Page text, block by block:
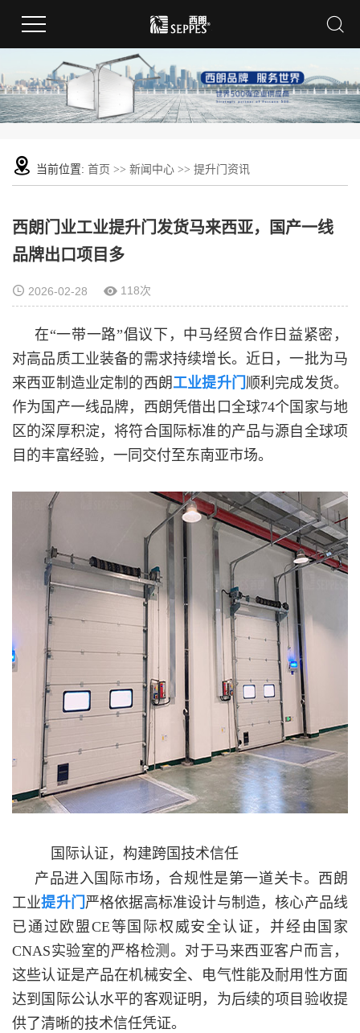
当前位置: 首页 >> 新闻中心 >> 提升门资讯
西朗门业工业提升门发货马来西亚，国产一线
品牌出口项目多
2026-02-28 118次
在“一带一路”倡议下，中马经贸合作日益紧密，
对高品质工业装备的需求持续增长。近日，一批为马
来西亚制造业定制的西朗工业提升门 顺利完成发货。
作为国产一线品牌，西朗凭借出口全球74个国家与地
区的深厚积淀，将符合国际标准的产品与源自全球项
目的丰富经验，一同交付至东南亚市场。
国际认证，构建跨国技术信任
产品进入国际市场，合规性是第一道关卡。西朗
工业提升门 严格依据高标准设计与制造，核心产品线
已通过欧盟CE等国际权威安全认证，并经由国家
CNAS实验室的严格检测。对于马来西亚客户而言，
这些认证是产品在机械安全、电气性能及耐用性方面
达到国际公认水平的客观证明，为后续的项目验收提
供了清晰的技术信任凭证。